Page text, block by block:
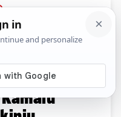
Komentari
u